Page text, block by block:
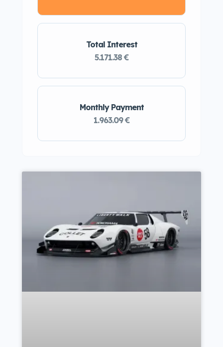
Monthly Payment
1.963.09 €
Total Interest
5.171.38 €